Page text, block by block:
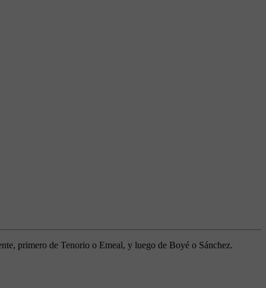
primero de Tenorio o Emeal, y luego de Boyé o Sánchez.